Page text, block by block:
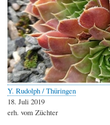
Y. Rudolph / Thüringen
18. Juli 2019
erh. vom Züchter